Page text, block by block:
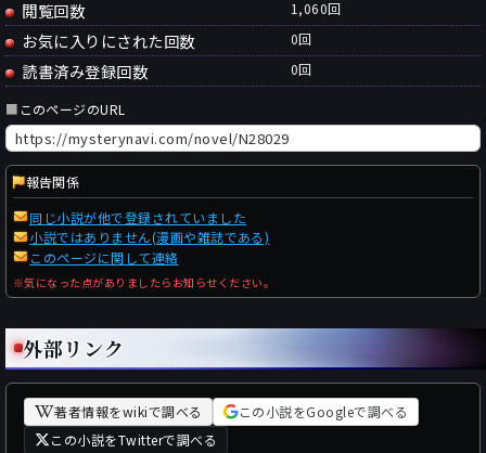
閲覧回数 1,060回
お気に入りにされた回数 0回
読書済み登録回数 0回
■ このページのURL
報告関係
同じ小説が他で登録されていました
小説ではありません(漫画や雑誌である)
このページに関して連絡
※気になった点がありましたらお知らせください。
外部リンク
著者情報をwikiで調べる
この小説をGoogleで調べる
この小説をTwitterで調べる